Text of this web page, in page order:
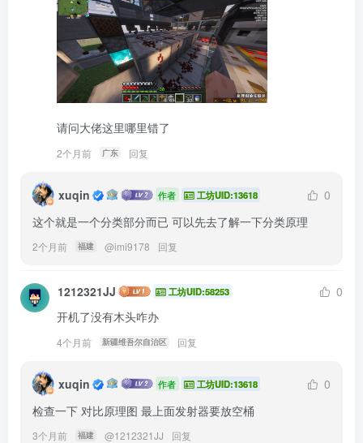
请问大佬这里哪里错了
2个月前 广东 回复
xuqin 作者 工坊UID:13618
0
这个就是一个分类部分而已 可以先去了解一下分类原理
2个月前 福建 @imi9178 回复
1212321JJ 工坊UID:58253
0
开机了没有木头咋办
4个月前 新疆维吾尔自治区 回复
xuqin 作者 工坊UID:13618
0
检查一下 对比原理图 最上面发射器要放空桶
3个月前 福建 @1212321JJ 回复